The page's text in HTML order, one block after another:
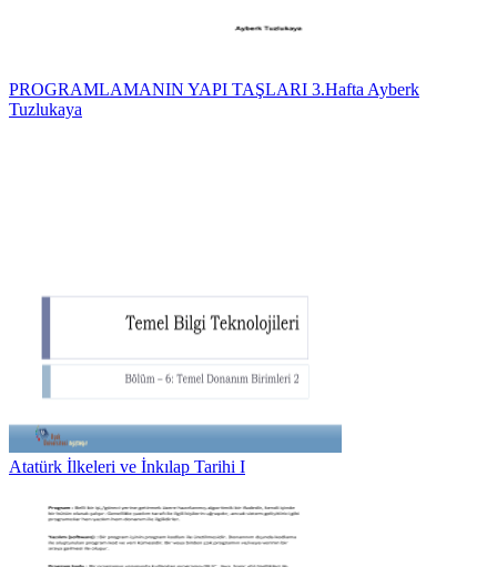
PROGRAMLAMANIN YAPI TAŞLARI 3.Hafta Ayberk
Tuzlukaya
Atatürk İlkeleri ve İnkılap Tarihi I